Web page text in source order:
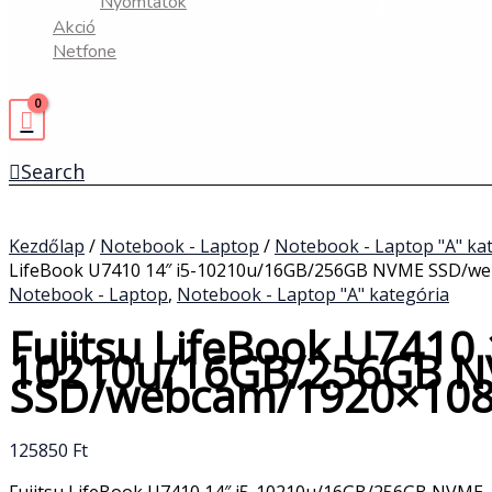
Akció
Netfone
Search
Kezdőlap / Notebook - Laptop / Notebook - Laptop "A"
LifeBook U7410 14″ i5-10210u/16GB/256GB NVME SSD/
Notebook - Laptop, Notebook - Laptop "A" kategória
Fujitsu LifeBook U7410
10210u/16GB/256GB
SSD/webcam/
125850 Ft